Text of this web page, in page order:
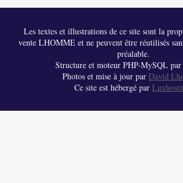
Les textes et illustrations de ce site sont la
vente LHOMME et ne peuvent être réutilisés
préalable.
Structure et moteur PHP-MySQL par
Photos et mise à jour par David
Ce site est hébergé par